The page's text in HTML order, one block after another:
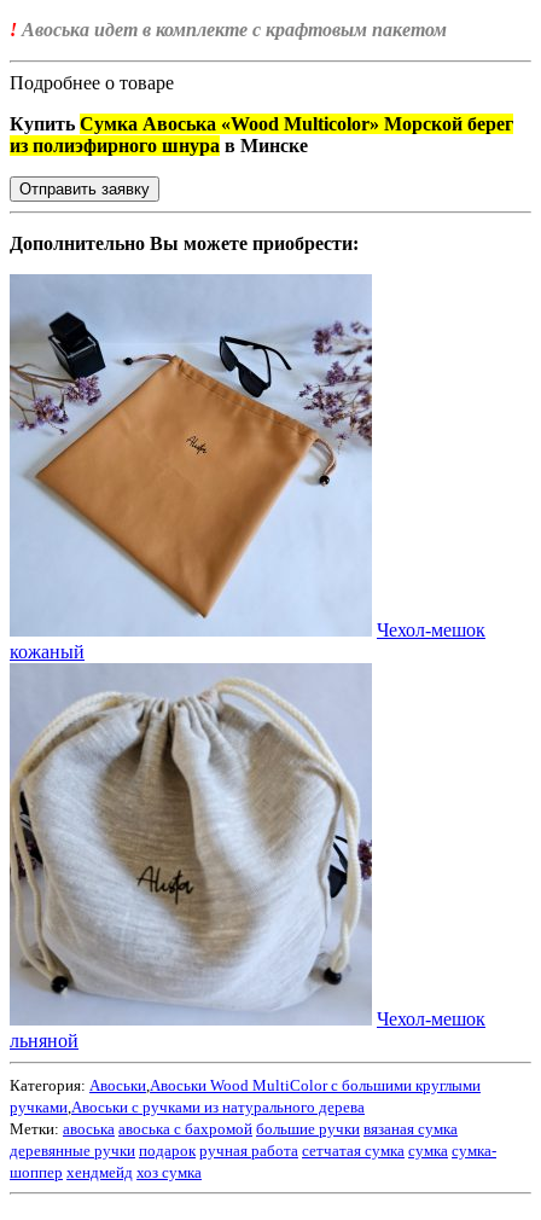
! Авоська идет в комплекте с крафтовым пакетом
Подробнее о товаре
Купить Сумка Авоська «Wood Multicolor» Морской берег
из полиэфирного шнура в Минске
Отправить заявку
Дополнительно Вы можете приобрести:
Чехол-мешок
кожаный
Чехол-мешок
льняной
Категория: Авоськи Авоськи Wood MultiColor с большими круглыми
ручками Авоськи с ручками из натурального дерева
Метки: авоська авоська с бахромой большие ручки вязаная сумка
деревянные ручки подарок ручная работа сетчатая сумка сумка сумка-
шоппер хендмейд хоз сумка